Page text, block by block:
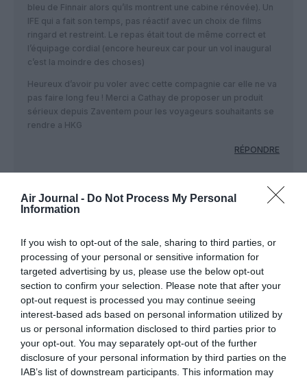
Air Journal - Do Not Process My Personal
Information
If you wish to opt-out of the sale, sharing to third parties, or
processing of your personal or sensitive information for
targeted advertising by us, please use the below opt-out
section to confirm your selection. Please note that after your
opt-out request is processed you may continue seeing
interest-based ads based on personal information utilized by
us or personal information disclosed to third parties prior to
your opt-out. You may separately opt-out of the further
disclosure of your personal information by third parties on the
IAB’s list of downstream participants. This information may
bleu de Finnair alors qu’ils montrent une cabine rénovée). Un
IFE qui a fait son temps, pas réactif avec un choix de films
ringard et restreint. Le repas était tout de même correct et
l’équipage cordial (encore heureux car pour un vol inaugural
c’est la moindre des choses)
Heureux d’avoir pu voler avec cette compagnie car elle ne va
pas faire long feu ! Merci a Cathay de proposer un produit
sérieux depuis Zaventem pour les voyageurs souhaitants se
rendre a HKG
RÉPONDRE
On comprend mieux...a
commenté :
23 avril 2018 - 15 h 24
pas à l’optimisme sur la pérennisation de cette
compagnie…
On comprend mieux pourquoi l’aéroport de
Charleroi n’a pas prevu de dépenser des sous pour
le rallongement de la piste avant de nombreux
mois…ces travaux sont nécessaires pour permettre
des longs vols à pleine charge avec ce es
avions….mais d’ici là, si la compagnie n’existait plus,
alors il n’y aurait plus de besoin de travaux….et
autant d’argent d’économiser…